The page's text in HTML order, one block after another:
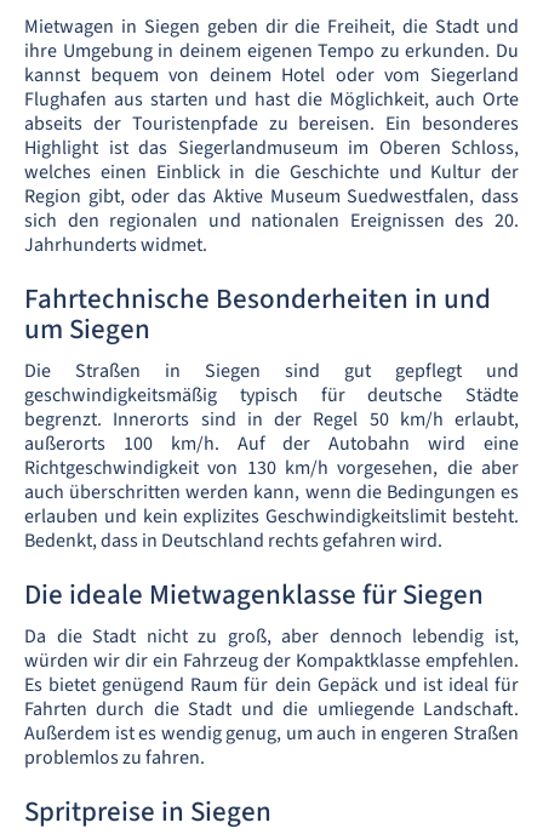
Mietwagen in Siegen geben dir die Freiheit, die Stadt und
ihre Umgebung in deinem eigenen Tempo zu erkunden. Du
kannst bequem von deinem Hotel oder vom Siegerland
Flughafen aus starten und hast die Möglichkeit, auch Orte
abseits der Touristenpfade zu bereisen. Ein besonderes
Highlight ist das Siegerlandmuseum im Oberen Schloss,
welches einen Einblick in die Geschichte und Kultur der
Region gibt, oder das Aktive Museum Suedwestfalen, dass
sich den regionalen und nationalen Ereignissen des 20.
Jahrhunderts widmet.
Fahrtechnische Besonderheiten in und
um Siegen
Die Straßen in Siegen sind gut gepflegt und
geschwindigkeitsmäßig typisch für deutsche Städte
begrenzt. Innerorts sind in der Regel 50 km/h erlaubt,
außerorts 100 km/h. Auf der Autobahn wird eine
Richtgeschwindigkeit von 130 km/h vorgesehen, die aber
auch überschritten werden kann, wenn die Bedingungen es
erlauben und kein explizites Geschwindigkeitslimit besteht.
Bedenkt, dass in Deutschland rechts gefahren wird.
Die ideale Mietwagenklasse für Siegen
Da die Stadt nicht zu groß, aber dennoch lebendig ist,
würden wir dir ein Fahrzeug der Kompaktklasse empfehlen.
Es bietet genügend Raum für dein Gepäck und ist ideal für
Fahrten durch die Stadt und die umliegende Landschaft.
Außerdem ist es wendig genug, um auch in engeren Straßen
problemlos zu fahren.
Spritpreise in Siegen